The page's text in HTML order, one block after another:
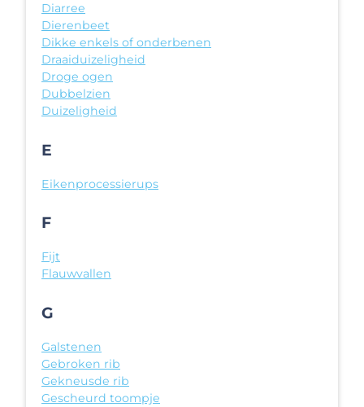
Diarree
Dierenbeet
Dikke enkels of onderbenen
Draaiduizeligheid
Droge ogen
Dubbelzien
Duizeligheid
E
Eikenprocessierups
F
Fijt
Flauwvallen
G
Galstenen
Gebroken rib
Gekneusde rib
Gescheurd toompje